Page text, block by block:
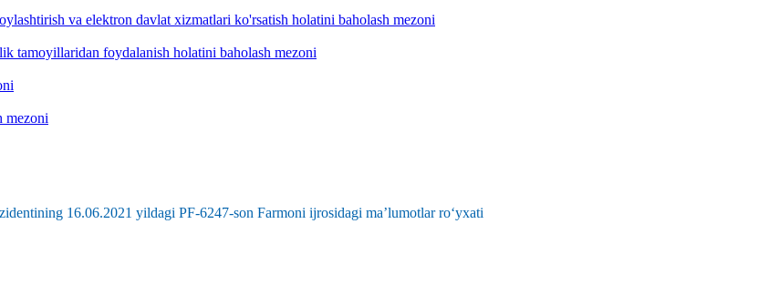
va elektron davlat xizmatlari ko'rsatish holatini baholash mezoni
tamoyillaridan foydalanish holatini baholash mezoni
mezoni
16.06.2021 yildagi PF-6247-son Farmoni ijrosidagi ma’lumotlar ro‘yxati